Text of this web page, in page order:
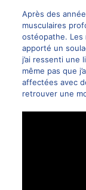
Après des
musculaires
ostéopathe. Les
apporté un
j’ai ressenti une
même pas que
affectées avec
retrouver une